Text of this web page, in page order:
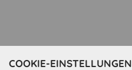
COOKIE-EINSTELLUNGEN